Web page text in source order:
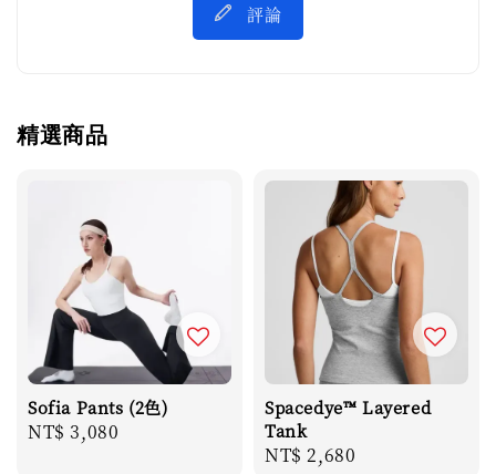
評論
精選商品
Sofia Pants (2色)
Regular
NT$ 3,080
Spacedye™ Layered
Tank
Regular
NT$ 2,680